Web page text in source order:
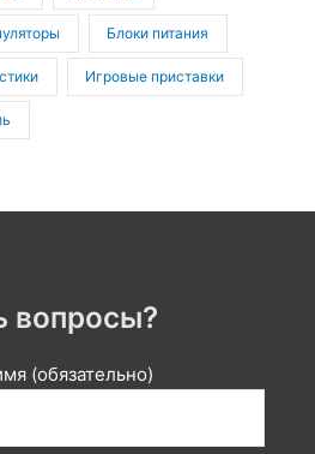
Блоки питания
Игровые приставки
вопросы?
(обязательно)